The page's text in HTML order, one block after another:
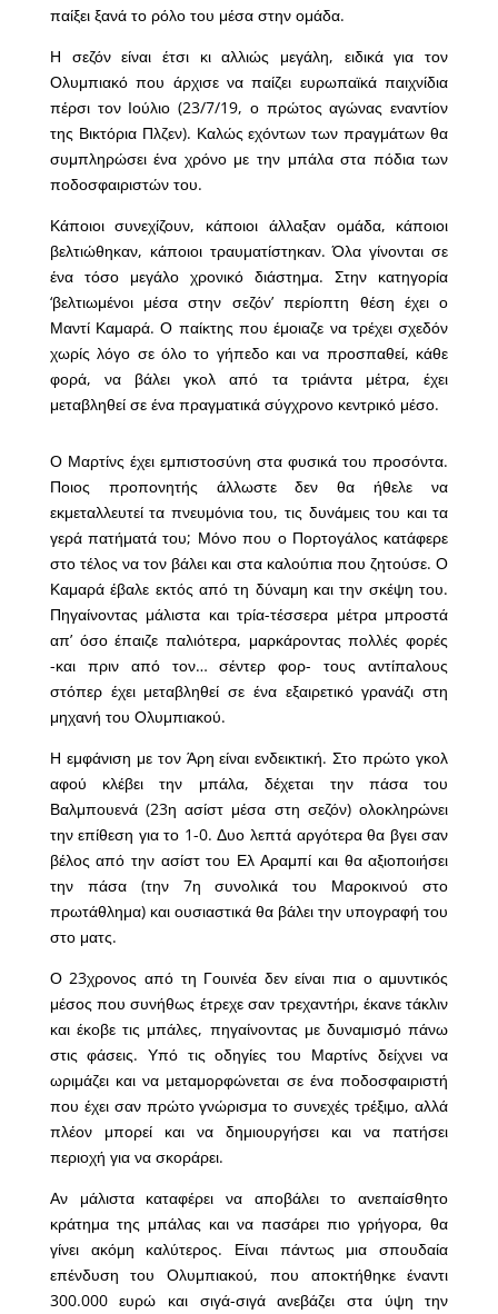
παίξει ξανά το ρόλο του μέσα στην ομάδα.
Η σεζόν είναι έτσι κι αλλιώς μεγάλη, ειδικά για τον
Ολυμπιακό που άρχισε να παίζει ευρωπαϊκά παιχνίδια
πέρσι τον Ιούλιο (23/7/19, ο πρώτος αγώνας εναντίον
της Βικτόρια Πλζεν). Καλώς εχόντων των πραγμάτων θα
συμπληρώσει ένα χρόνο με την μπάλα στα πόδια των
ποδοσφαιριστών του.
Κάποιοι συνεχίζουν, κάποιοι άλλαξαν ομάδα, κάποιοι
βελτιώθηκαν, κάποιοι τραυματίστηκαν. Όλα γίνονται σε
ένα τόσο μεγάλο χρονικό διάστημα. Στην κατηγορία
‘βελτιωμένοι μέσα στην σεζόν’ περίοπτη θέση έχει ο
Μαντί Καμαρά. Ο παίκτης που έμοιαζε να τρέχει σχεδόν
χωρίς λόγο σε όλο το γήπεδο και να προσπαθεί, κάθε
φορά, να βάλει γκολ από τα τριάντα μέτρα, έχει
μεταβληθεί σε ένα πραγματικά σύγχρονο κεντρικό μέσο.
Ο Μαρτίνς έχει εμπιστοσύνη στα φυσικά του προσόντα.
Ποιος προπονητής άλλωστε δεν θα ήθελε να
εκμεταλλευτεί τα πνευμόνια του, τις δυνάμεις του και τα
γερά πατήματά του; Μόνο που ο Πορτογάλος κατάφερε
στο τέλος να τον βάλει και στα καλούπια που ζητούσε. Ο
Καμαρά έβαλε εκτός από τη δύναμη και την σκέψη του.
Πηγαίνοντας μάλιστα και τρία-τέσσερα μέτρα μπροστά
απ’ όσο έπαιζε παλιότερα, μαρκάροντας πολλές φορές
-και πριν από τον… σέντερ φορ- τους αντίπαλους
στόπερ έχει μεταβληθεί σε ένα εξαιρετικό γρανάζι στη
μηχανή του Ολυμπιακού.
Η εμφάνιση με τον Άρη είναι ενδεικτική. Στο πρώτο γκολ
αφού κλέβει την μπάλα, δέχεται την πάσα του
Βαλμπουενά (23η ασίστ μέσα στη σεζόν) ολοκληρώνει
την επίθεση για το 1-0. Δυο λεπτά αργότερα θα βγει σαν
βέλος από την ασίστ του Ελ Αραμπί και θα αξιοποιήσει
την πάσα (την 7η συνολικά του Μαροκινού στο
πρωτάθλημα) και ουσιαστικά θα βάλει την υπογραφή του
στο ματς.
Ο 23χρονος από τη Γουινέα δεν είναι πια ο αμυντικός
μέσος που συνήθως έτρεχε σαν τρεχαντήρι, έκανε τάκλιν
και έκοβε τις μπάλες, πηγαίνοντας με δυναμισμό πάνω
στις φάσεις. Υπό τις οδηγίες του Μαρτίνς δείχνει να
ωριμάζει και να μεταμορφώνεται σε ένα ποδοσφαιριστή
που έχει σαν πρώτο γνώρισμα το συνεχές τρέξιμο, αλλά
πλέον μπορεί και να δημιουργήσει και να πατήσει
περιοχή για να σκοράρει.
Αν μάλιστα καταφέρει να αποβάλει το ανεπαίσθητο
κράτημα της μπάλας και να πασάρει πιο γρήγορα, θα
γίνει ακόμη καλύτερος. Είναι πάντως μια σπουδαία
επένδυση του Ολυμπιακού, που αποκτήθηκε έναντι
300.000 ευρώ και σιγά-σιγά ανεβάζει στα ύψη την